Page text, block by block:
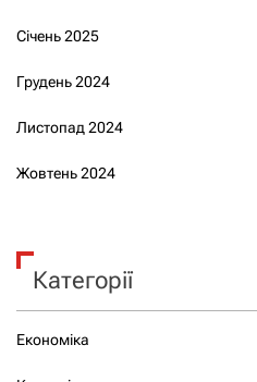
Січень 2025
Грудень 2024
Листопад 2024
Жовтень 2024
Категорії
Економіка